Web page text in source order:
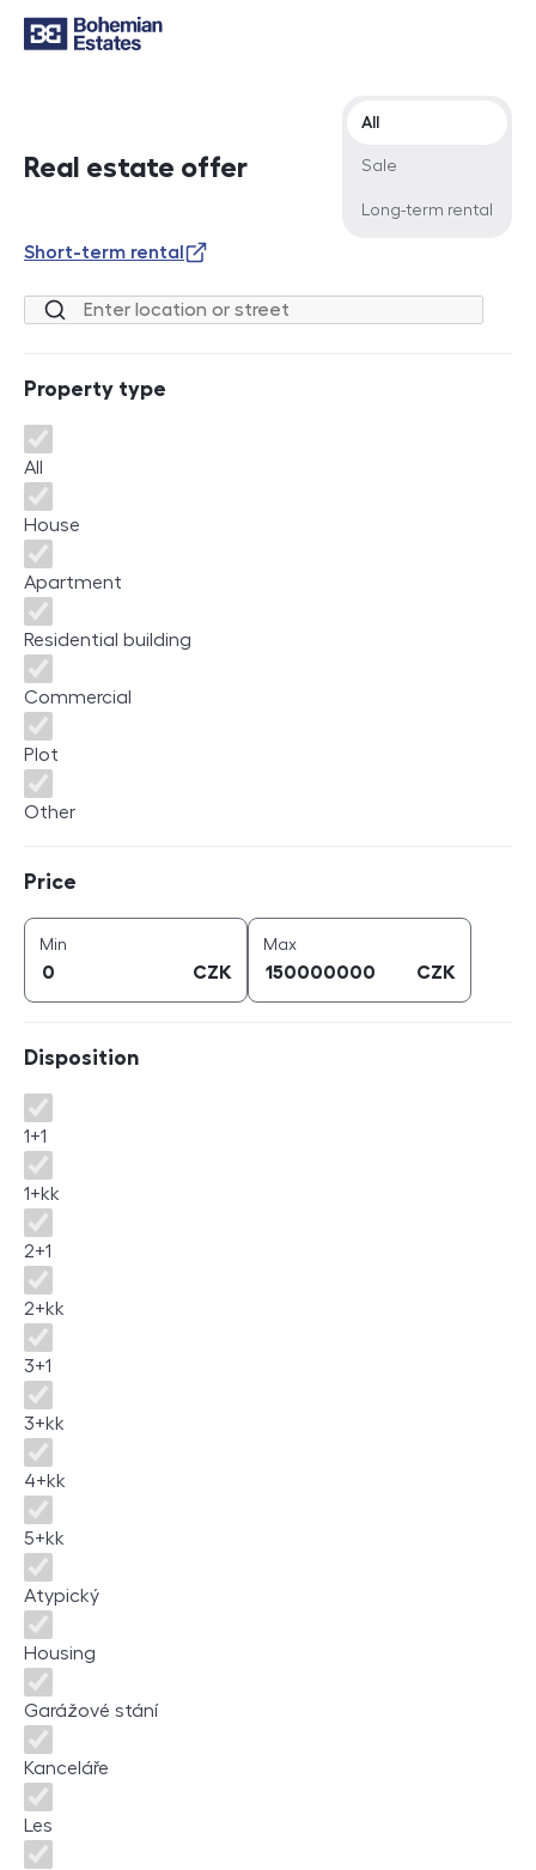
Real estate offer
Offer type
All
Sale
Long-term rental
Short-term rental
Location or street
Property type
Property type
All
House
Apartment
Residential building
Commercial
Plot
Other
Price
Min
CZK
Maxprice (
CZK
Disposition
Disposition
1+1
1+kk
2+1
2+kk
3+1
3+kk
4+kk
5+kk
Atypický
Housing
Garážové stání
Kanceláře
Les